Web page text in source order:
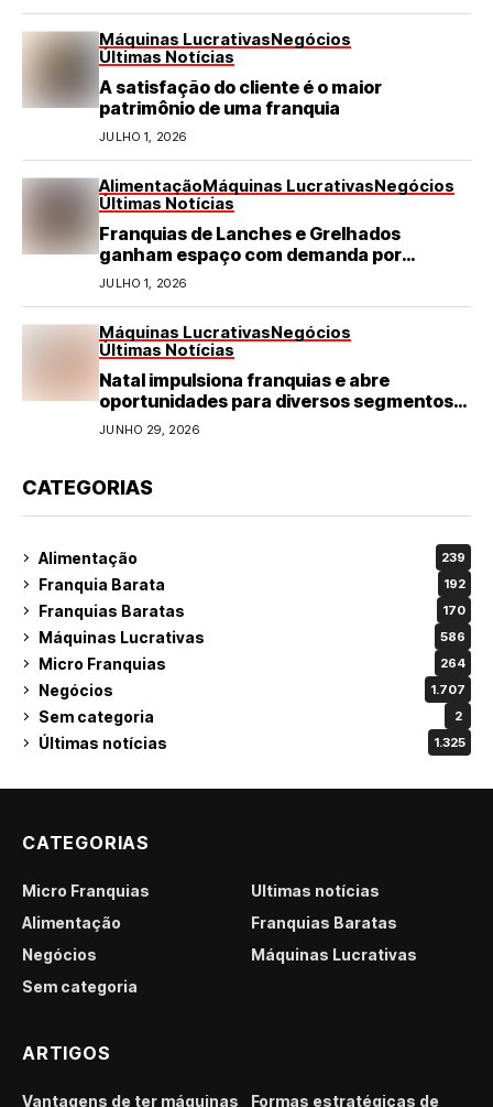
Máquinas LucrativasNegócios
Últimas Notícias
A satisfação do cliente é o maior
patrimônio de uma franquia
JULHO 1, 2026
AlimentaçãoMáquinas LucrativasNegócios
Últimas Notícias
Franquias de Lanches e Grelhados
ganham espaço com demanda por
refeições rápidas e de qualidade
JULHO 1, 2026
Máquinas LucrativasNegócios
Últimas Notícias
Natal impulsiona franquias e abre
oportunidades para diversos segmentos
do varejo
JUNHO 29, 2026
CATEGORIAS
Alimentação 239
Franquia Barata 192
Franquias Baratas 170
Máquinas Lucrativas 586
Micro Franquias 264
Negócios 1.707
Sem categoria 2
Últimas notícias 1.325
CATEGORIAS
Micro Franquias
Últimas notícias
Alimentação
Franquias Baratas
Negócios
Máquinas Lucrativas
Sem categoria
ARTIGOS
Vantagens de ter máquinas Formas estratégicas de